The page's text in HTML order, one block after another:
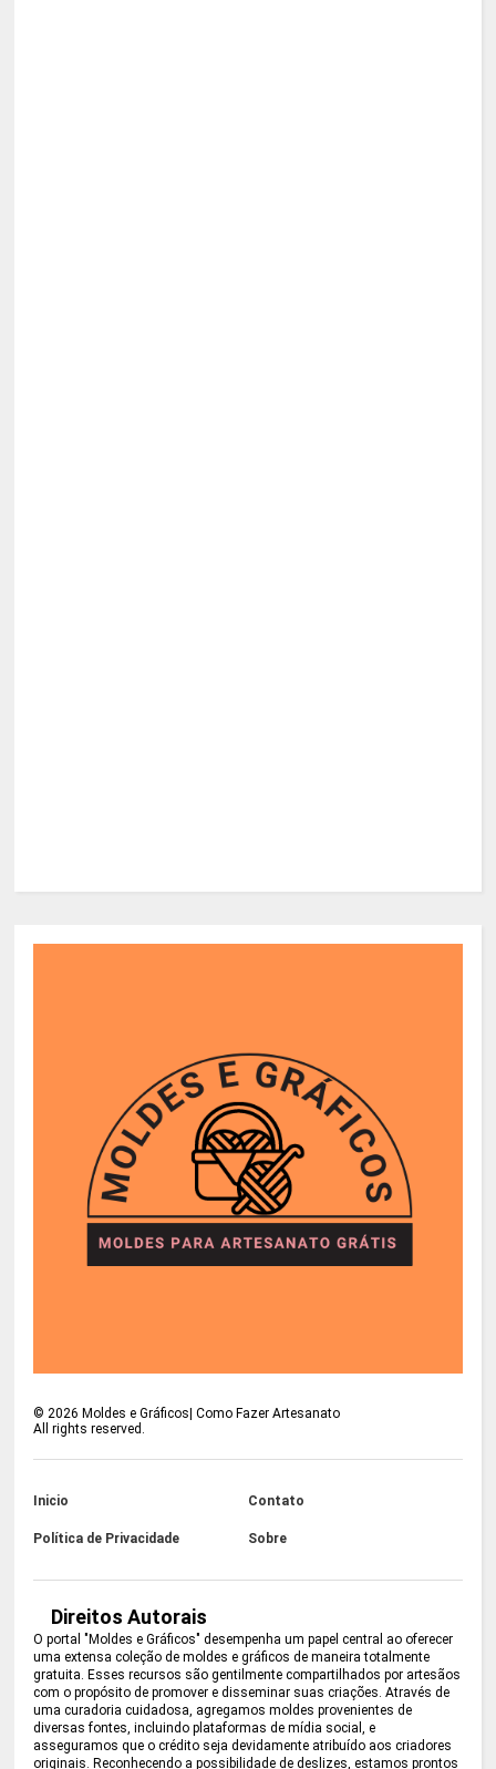
© 2026 Moldes e Gráficos| Como Fazer Artesanato
All rights reserved.
Inicio Contato
Política de Privacidade Sobre
Direitos Autorais
O portal "Moldes e Gráficos" desempenha um papel central ao oferecer
uma extensa coleção de moldes e gráficos de maneira totalmente
gratuita. Esses recursos são gentilmente compartilhados por artesãos
com o propósito de promover e disseminar suas criações. Através de
uma curadoria cuidadosa, agregamos moldes provenientes de
diversas fontes, incluindo plataformas de mídia social, e
asseguramos que o crédito seja devidamente atribuído aos criadores
originais. Reconhecendo a possibilidade de deslizes, estamos prontos